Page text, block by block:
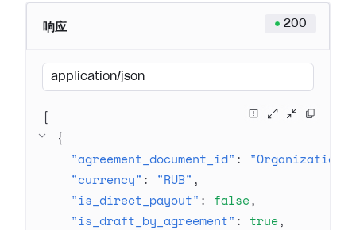
响应 200
application/json
[
{
"agreement_document_id" : "Organization
"currency" : "RUB"
"is_direct_payout" : false
"is_draft_by_agreement" : true